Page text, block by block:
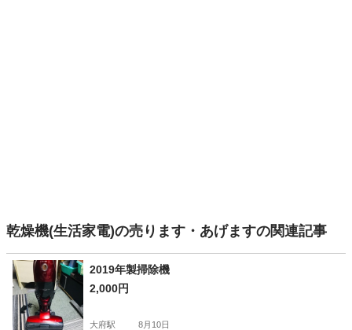
乾燥機(生活家電)の売ります・あげますの関連記事
2019年製掃除機
2,000円
大府駅 8月10日